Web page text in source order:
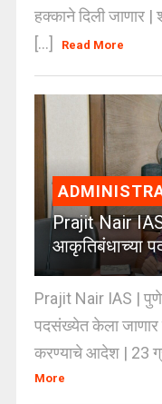
हक्काने दिली जाणार |
[...]
Read More
Prajit Nair IAS
आकृतिबंधाच्या
Prajit Nair IAS | पुणे
पदसंख्येत केला जाणार
करण्याचे आदेश | 23
More